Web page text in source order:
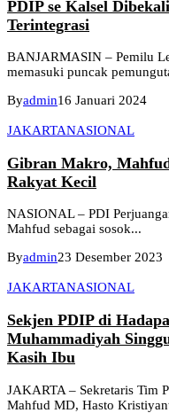
PDIP se Kalsel
Terintegrasi
BANJARMASIN – Pemilu
memasuki puncak
Byadmin16 Januari 2024
JAKARTANASIONAL
Gibran Makro,
Rakyat Kecil
NASIONAL – PDI
Mahfud sebagai sosok...
Byadmin23 Desember 2023
JAKARTANASIONAL
Sekjen PDIP di
Muhammadiyah
Kasih Ibu
JAKARTA – Sekretaris Tim
Mahfud MD, Hasto